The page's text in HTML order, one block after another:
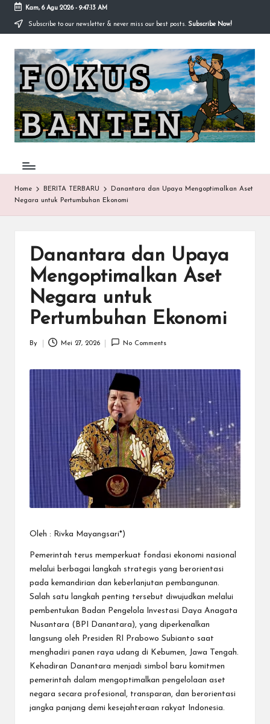
Skip
content
Kam, 6 Agu 2026- 9:47:14 AM
Subscribe to our newsletter & never miss our best posts. Subscribe Now!
F
O
K
U
S-
B
A
N
Home BERITA TERBARU
Danantara dan Upaya Mengoptimalkan Aset
Negara untuk Pertumbuhan Ekonomi
Danantara dan Upaya
Mengoptimalkan Aset
Negara untuk
Pertumbuhan Ekonomi
Posted
By Mei 27, 2026 No Comments
Oleh : Rivka Mayangsari*)
Pemerintah terus memperkuat fondasi ekonomi nasional
melalui berbagai langkah strategis yang berorientasi
pada kemandirian dan keberlanjutan pembangunan.
Salah satu langkah penting tersebut diwujudkan melalui
pembentukan Badan Pengelola Investasi Daya Anagata
Nusantara (BPI Danantara), yang diperkenalkan
langsung oleh Presiden RI Prabowo Subianto saat
menghadiri panen raya udang di Kebumen, Jawa Tengah.
Kehadiran Danantara menjadi simbol baru komitmen
pemerintah dalam mengoptimalkan pengelolaan aset
negara secara profesional, transparan, dan berorientasi
jangka panjang demi kesejahteraan rakyat Indonesia.